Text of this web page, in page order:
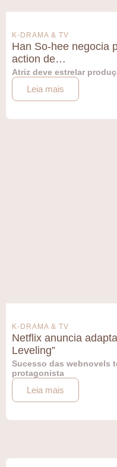
K-DRAMA & TV
Han So-hee negocia
action de…
Atriz deve estrelar
Leia mais
K-DRAMA & TV
Netflix anuncia
Leveling”
Sucesso das webnovels
protagonista
Leia mais